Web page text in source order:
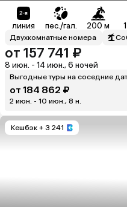
линия пес./гал. 200 м
Двухкомнатные номера
от 157 741 ₽
8 июн. - 14 июн., 6 ночей
Выгодные туры на соседние
от 184 862 ₽
2 июн. - 10 июн., 8 н.
Кешбэк + 3 241